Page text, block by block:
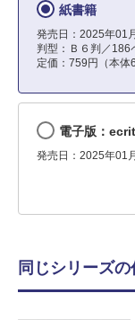
紙書籍
発売日：2025年01
判型：Ｂ６判／186
定価：759円（本体
電子版：
発売日：2025年01
同じシリーズの